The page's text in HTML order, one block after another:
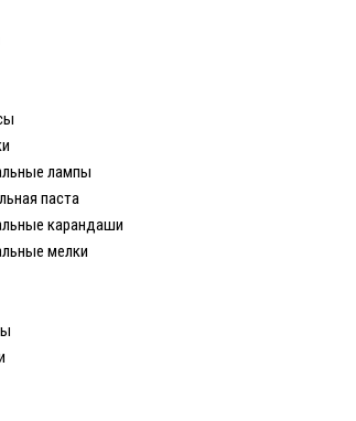
лампы
паста
карандаши
мелки